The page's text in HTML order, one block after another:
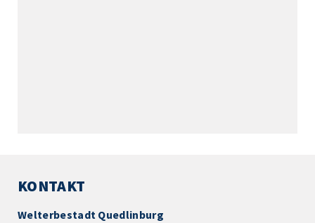
KONTAKT
Welterbestadt Quedlinburg